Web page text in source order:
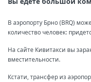
В аэропорту Брно (BRQ)
количество человек:
На сайте Кивитакси вы
вместительности.
Кстати, трансфер из